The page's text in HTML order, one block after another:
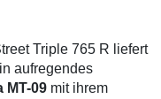
Triple 765 R liefert
aufregendes
MT-09 mit ihrem